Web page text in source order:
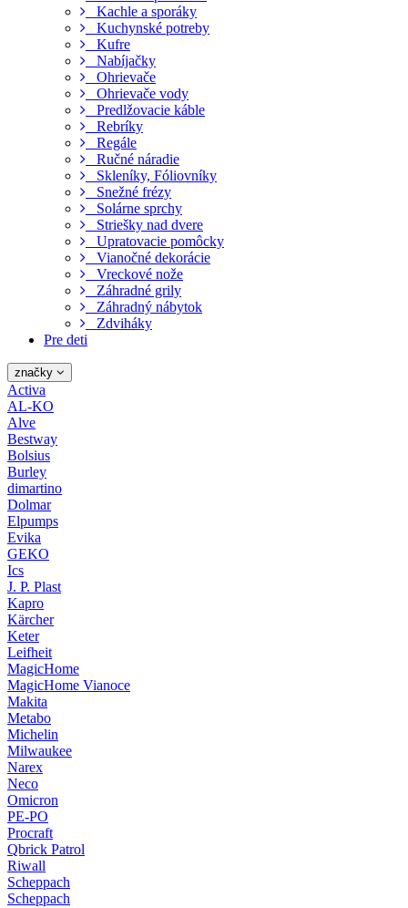
Kachle a sporáky
Kuchynské potreby
Kufre
Nabíjačky
Ohrievače
Ohrievače vody
Predlžovacie káble
Rebríky
Regále
Ručné náradie
Skleníky, Fóliovníky
Snežné frézy
Solárne sprchy
Striešky nad dvere
Upratovacie pomôcky
Vianočné dekorácie
Vreckové nože
Záhradné grily
Záhradný nábytok
Zdviháky
Pre deti
značky
Activa
AL-KO
Alve
Bestway
Bolsius
Burley
dimartino
Dolmar
Elpumps
Evika
GEKO
Ics
J. P. Plast
Kapro
Kärcher
Keter
Leifheit
MagicHome
MagicHome Vianoce
Makita
Metabo
Michelin
Milwaukee
Narex
Neco
Omicron
PE-PO
Procraft
Qbrick Patrol
Riwall
Scheppach
Scheppach